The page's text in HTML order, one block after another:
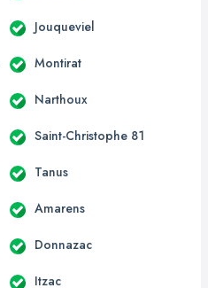
Jouqueviel
Montirat
Narthoux
Saint-Christophe 81
Tanus
Amarens
Donnazac
Itzac